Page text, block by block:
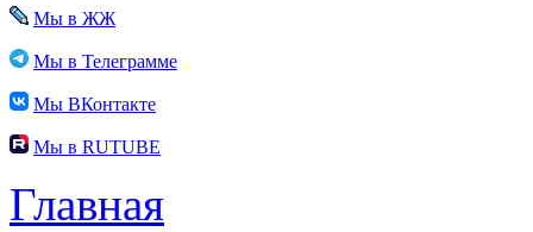
Мы в ЖЖ
Мы в Телеграмме
Мы ВКонтакте
Мы в RUTUBE
Главная